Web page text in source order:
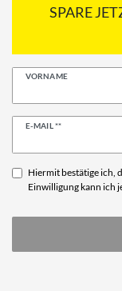
SPARE
VORNAME
E-MAIL **
Newsletter
Hiermit bestätige ich,
Einwilligung kann ich